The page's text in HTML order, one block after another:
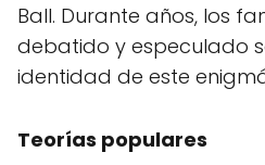
Ball. Durante años, los
debatido y especulado
identidad de este
Teorías populares